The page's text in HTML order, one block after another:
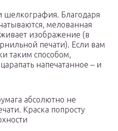
Благодаря
мелованная
изображение (в
печати). Если вам
таким способом,
напечатанное – и
абсолютно не
Краска попросту